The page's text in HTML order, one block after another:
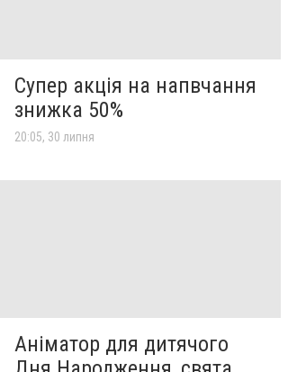
Супер акція на напвчання
знижка 50%
20:05, 30 липня
Аніматор для дитячого